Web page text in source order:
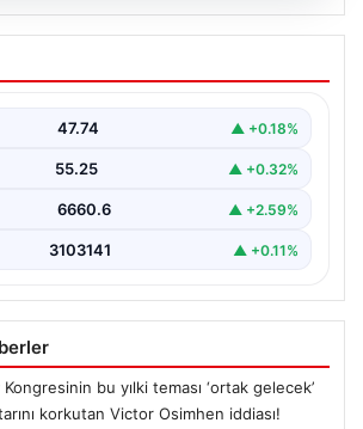
taraftarını korkutan Victor
47.74 ▲ +0.18%
55.25 ▲ +0.32%
6660.6 ▲ +2.59%
3103141 ▲ +0.11%
bu yılki teması ‘ortak gelecek’
korkutan Victor Osimhen iddiası!